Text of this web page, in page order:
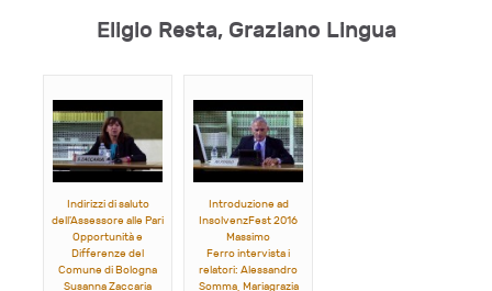
Eligio Resta, Graziano Lingua
Indirizzi di saluto
dell'Assessore alle Pari
Opportunità e
Differenze del
Comune di Bologna
Susanna Zaccaria
Introduzione ad
InsolvenzFest 2016
Massimo
Ferrointervista i
relatori: Alessandro
Somma, Mariagrazia